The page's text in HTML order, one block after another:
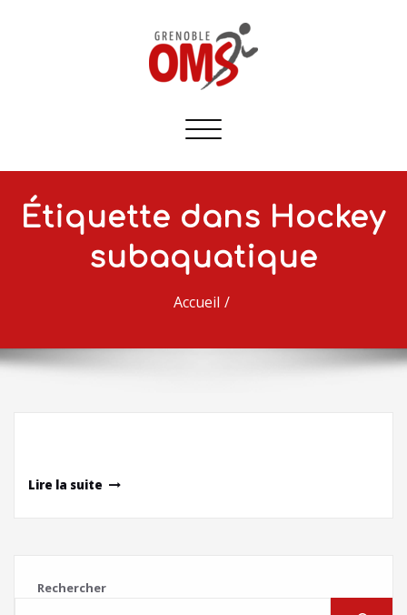
Afficher/masquer
navigation
Étiquette dans Hockey
subaquatique
Accueil
Lire la suite
Rechercher